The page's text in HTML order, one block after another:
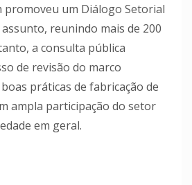
promoveu um Diálogo Setorial
reunindo mais de 200
a consulta pública
de revisão do marco
práticas de fabricação de
ampla participação do setor
em geral.